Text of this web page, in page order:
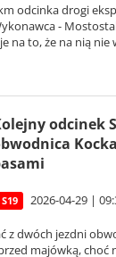
odcinka drogi
- Mostostal
na to, że na nią nie
odcinek
S19 2026-04-29 |
z dwóch jezdni
majówką, choć